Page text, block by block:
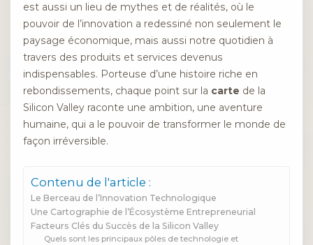
est aussi un lieu de mythes et de réalités, où le
pouvoir de l’innovation a redessiné non seulement le
paysage économique, mais aussi notre quotidien à
travers des produits et services devenus
indispensables. Porteuse d’une histoire riche en
rebondissements, chaque point sur la carte de la
Silicon Valley raconte une ambition, une aventure
humaine, qui a le pouvoir de transformer le monde de
façon irréversible.
Contenu de l'article :
Le Berceau de l’Innovation Technologique
Une Cartographie de l’Écosystème Entrepreneurial
Facteurs Clés du Succès de la Silicon Valley
Quels sont les principaux pôles de technologie et